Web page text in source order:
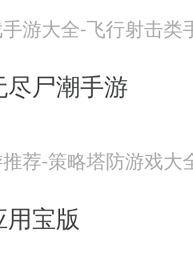
游大全-飞行射击
尸潮手游
荐-策略塔防游戏大
宝版